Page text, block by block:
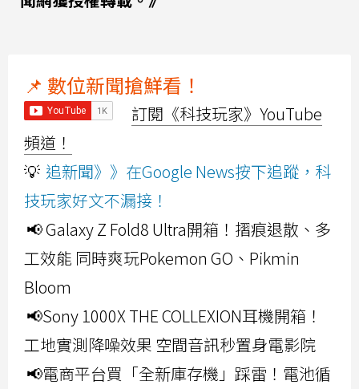
📌 數位新聞搶鮮看！
訂閱《科技玩家》YouTube
頻道！
💡 追新聞》》在Google News按下追蹤，科
技玩家好文不漏接！
📢 Galaxy Z Fold8 Ultra開箱！摺痕退散、多
工效能 同時爽玩Pokemon GO、Pikmin
Bloom
📢Sony 1000X THE COLLEXION耳機開箱！
工地實測降噪效果 空間音訊秒置身電影院
📢電商平台買「全新庫存機」踩雷！電池循